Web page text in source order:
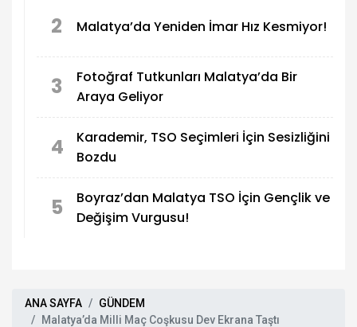
2 Malatya’da Yeniden İmar Hız Kesmiyor!
3
Fotoğraf Tutkunları Malatya’da Bir
Araya Geliyor
4
Karademir, TSO Seçimleri İçin Sesizliğini
Bozdu
5
Boyraz’dan Malatya TSO İçin Gençlik ve
Değişim Vurgusu!
ANA SAYFA
GÜNDEM
Malatya’da Milli Maç Coşkusu Dev Ekrana Taştı